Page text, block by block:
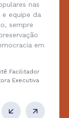
nas
e equipe da
sempre
em
Facilitador
Executiva